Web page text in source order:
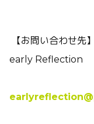
【お問い合わせ先】
early Reflection